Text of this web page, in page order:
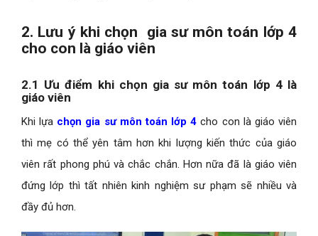
2. Lưu ý khi chọn gia sư môn toán lớp 4
cho con là giáo viên
2.1 Ưu điểm khi chọn gia sư môn toán lớp 4 là
giáo viên
Khi lựa chọn gia sư môn toán lớp 4 cho con là giáo viên
thì mẹ có thể yên tâm hơn khi lượng kiến thức của giáo
viên rất phong phú và chắc chắn. Hơn nữa đã là giáo viên
đứng lớp thì tất nhiên kinh nghiệm sư phạm sẽ nhiều và
đầy đủ hơn.